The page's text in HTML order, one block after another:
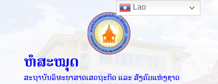
ຫໍສະໝຸດ
ສະຖາບັນວິທະຍາສາດເສດຖະກິດ ແລະ ສັງຄົມແຫ່ງຊາດ
Lao